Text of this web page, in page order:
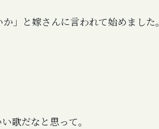
」と嫁さんに言われて始めました。
歌だなと思って。